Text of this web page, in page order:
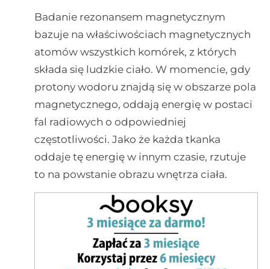
Badanie rezonansem magnetycznym
bazuje na właściwościach magnetycznych
atomów wszystkich komórek, z których
składa się ludzkie ciało. W momencie, gdy
protony wodoru znajdą się w obszarze pola
magnetycznego, oddają energię w postaci
fal radiowych o odpowiedniej
częstotliwości. Jako że każda tkanka
oddaje tę energię w innym czasie, rzutuje
to na powstanie obrazu wnętrza ciała.